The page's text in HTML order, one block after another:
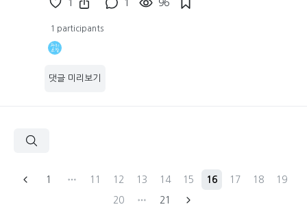
1 1 96
1 participants
댓글 미리보기
1 11 12 13 14 15 16 17 18 19
20 21